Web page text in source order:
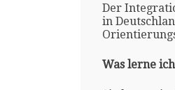
Der
in
Was lerne